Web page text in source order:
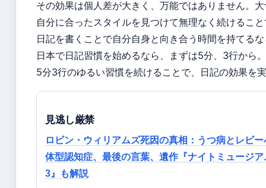
その効果は個人差が大きく、万能ではありません。
自分に合ったスタイルを見つけて無理なく続けるこ
日記を書くことで自分自身と向き合う時間を持てる
日本で日記習慣を始めるなら、まずは5分、3行から
5分3行のゆるい習慣を続けることで、日記の効果を
見逃し厳禁
ロビン・ウィリアムズ死因の真相：うつ病とレビー
体型認知症、最後の言葉、遺作『ナイトミュージア
3』も解説